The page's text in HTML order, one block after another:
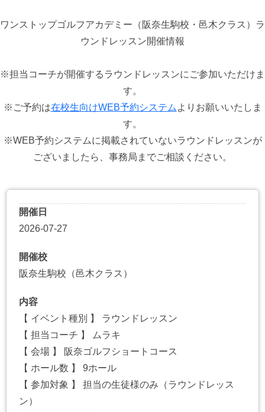
ワンストップゴルフアカデミー（阪奈生駒校・邑木クラス）ラ
ウンドレッスン開催情報
※担当コーチが開催するラウンドレッスンにご参加いただけま
す。
※ご予約は在校生向けWEB予約システム よりお願いいたしま
す。
※WEB予約システムに掲載されていないラウンドレッスンが
ございましたら、事務局までご相談ください。
開催日
2026-07-27
開催校
阪奈生駒校（邑木クラス）
内容
【 イベント種別 】 ラウンドレッスン
【 担当コーチ 】 ムラキ
【 会場 】 阪奈ゴルフショートコース
【 ホール数 】 9ホール
【 参加対象 】 担当の生徒様のみ（ラウンドレッス
ン）